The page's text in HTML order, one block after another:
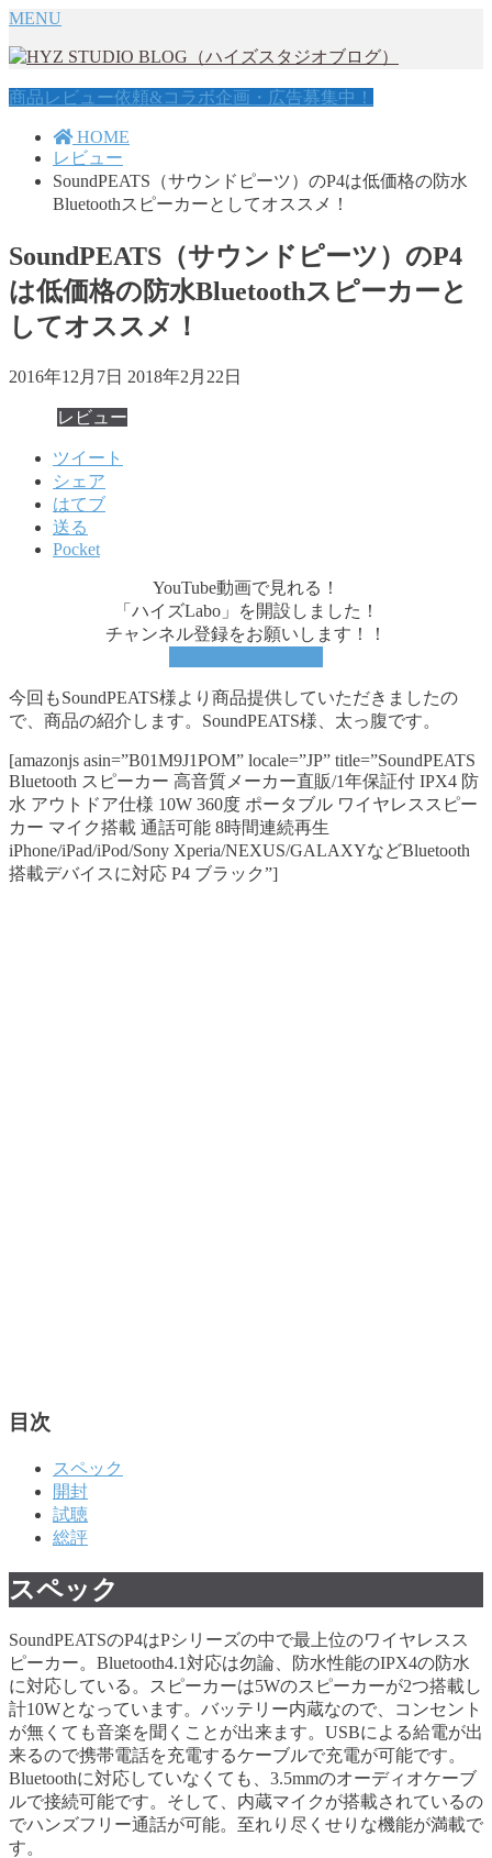
MENU
商品レビュー依頼&コラボ企画・広告募集中！
HOME
レビュー
SoundPEATS（サウンドピーツ）のP4は低価格の防水
Bluetoothスピーカーとしてオススメ！
SoundPEATS（サウンドピーツ）のP4
は低価格の防水Bluetoothスピーカーと
してオススメ！
2016年12月7日 2018年2月22日
レビュー
ツイート
シェア
はてブ
送る
Pocket
YouTube動画で見れる！
「ハイズLabo」を開設しました！
チャンネル登録をお願いします！！
今回もSoundPEATS様より商品提供していただきましたの
で、商品の紹介します。SoundPEATS様、太っ腹です。
[amazonjs asin=”B01M9J1POM” locale=”JP” title=”SoundPEATS
Bluetooth スピーカー 高音質メーカー直販/1年保証付 IPX4 防
水 アウトドア仕様 10W 360度 ポータブル ワイヤレススピー
カー マイク搭載 通話可能 8時間連続再生
iPhone/iPad/iPod/Sony Xperia/NEXUS/GALAXYなどBluetooth
搭載デバイスに対応 P4 ブラック”]
目次
スペック
開封
試聴
総評
スペック
SoundPEATSのP4はPシリーズの中で最上位のワイヤレスス
ピーカー。Bluetooth4.1対応は勿論、防水性能のIPX4の防水
に対応している。スピーカーは5Wのスピーカーが2つ搭載し
計10Wとなっています。バッテリー内蔵なので、コンセント
が無くても音楽を聞くことが出来ます。USBによる給電が出
来るので携帯電話を充電するケーブルで充電が可能です。
Bluetoothに対応していなくても、3.5mmのオーディオケーブ
ルで接続可能です。そして、内蔵マイクが搭載されているの
でハンズフリー通話が可能。至れり尽くせりな機能が満載で
す。